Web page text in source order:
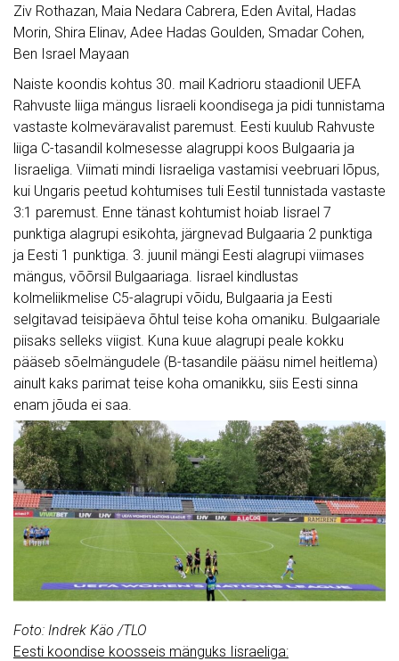
Ziv Rothazan, Maia Nedara Cabrera, Eden Avital, Hadas
Morin, Shira Elinav, Adee Hadas Goulden, Smadar Cohen,
Ben Israel Mayaan
Naiste koondis kohtus 30. mail Kadrioru staadionil UEFA
Rahvuste liiga mängus Iisraeli koondisega ja pidi tunnistama
vastaste kolmeväravalist paremust. Eesti kuulub Rahvuste
liiga C-tasandil kolmesesse alagruppi koos Bulgaaria ja
Iisraeliga. Viimati mindi Iisraeliga vastamisi veebruari lõpus,
kui Ungaris peetud kohtumises tuli Eestil tunnistada vastaste
3:1 paremust. Enne tänast kohtumist hoiab Iisrael 7
punktiga alagrupi esikohta, järgnevad Bulgaaria 2 punktiga
ja Eesti 1 punktiga. 3. juunil mängi Eesti alagrupi viimases
mängus, võõrsil Bulgaariaga. Iisrael kindlustas
kolmeliikmelise C5-alagrupi võidu, Bulgaaria ja Eesti
selgitavad teisipäeva õhtul teise koha omaniku. Bulgaariale
piisaks selleks viigist. Kuna kuue alagrupi peale kokku
pääseb sõelmängudele (B-tasandile pääsu nimel heitlema)
ainult kaks parimat teise koha omanikku, siis Eesti sinna
enam jõuda ei saa.
Foto: Indrek Käo /TLO
Eesti koondise koosseis mänguks Iisraeliga: